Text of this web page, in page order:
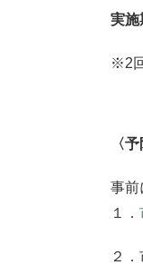
実施
※2
〈
事前
１．
２